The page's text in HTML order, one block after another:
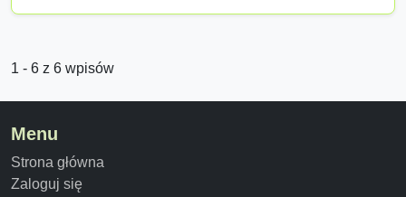
1 - 6 z 6 wpisów
Menu
Strona główna
Zaloguj się